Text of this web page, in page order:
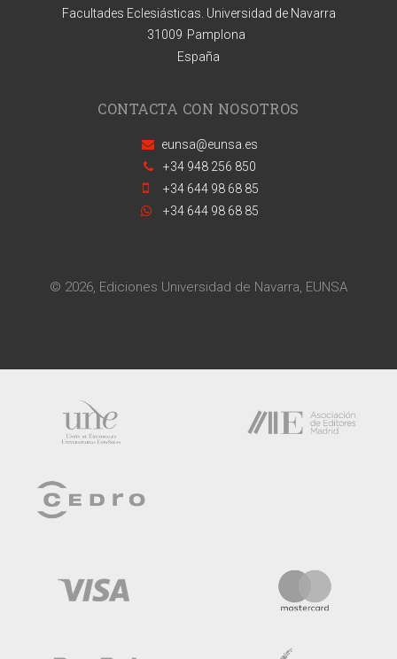
Facultades Eclesiásticas. Universidad de Navarra
31009 Pamplona
España
CONTACTA CON NOSOTROS
eunsa@eunsa.es
+34 948 256 850
+34 644 98 68 85
+34 644 98 68 85
© 2026, Ediciones Universidad de Navarra, EUNSA